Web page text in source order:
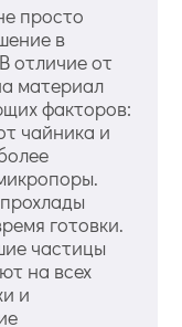
просто
в
отличие от
материал
факторов:
чайника и
готовки.
частицы
на всех
и